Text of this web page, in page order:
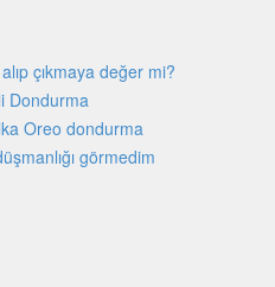
çıkmaya değer mi?
Dondurma
Oreo dondurma
görmedim